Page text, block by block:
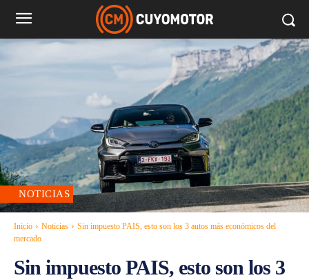
NOTICIAS
Inicio Noticias
Sin impuesto PAIS, esto son los 3 autos más económicos del
mercado
Sin impuesto PAIS, esto son los 3